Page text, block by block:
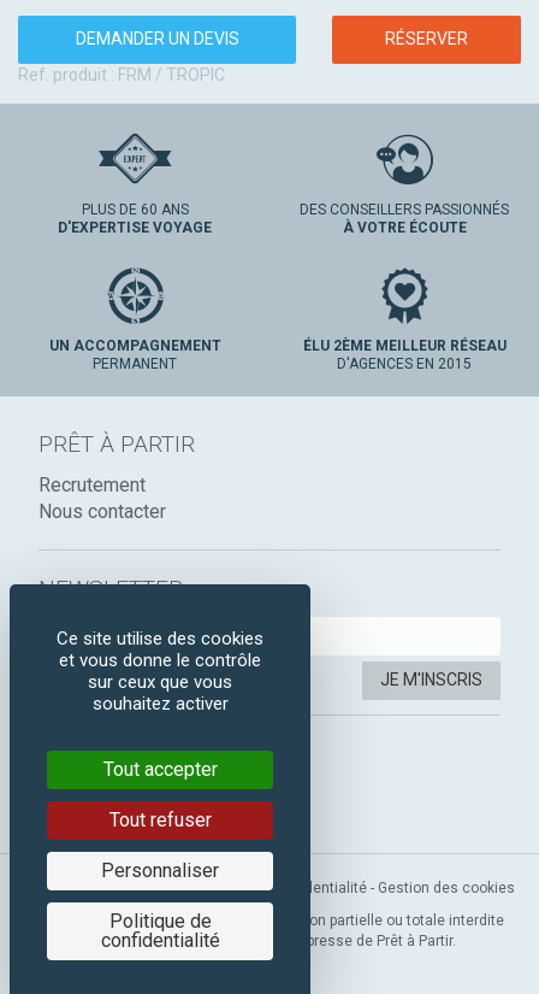
DEMANDER UN DEVIS
RÉSERVER
Ref. produit : FRM / TROPIC
PLUS DE 60 ANS
D'EXPERTISE VOYAGE
DES CONSEILLERS PASSIONNÉS
À VOTRE ÉCOUTE
UN ACCOMPAGNEMENT
PERMANENT
ÉLU 2ÈME MEILLEUR RÉSEAU
D'AGENCES EN 2015
PRÊT À PARTIR
Recrutement
Nous contacter
NEWSLETTER :
JE M'INSCRIS
SUIVEZ-NOUS :
Facebook
Instagram
Mentions légales-CGV-Politique de confidentialité - Gestion des cookies
Copyright 2019 © Prêt à Partir. Reproduction partielle ou totale interdite
sans l’autorisation préalable et expresse de Prêt à Partir.
Ce site utilise des cookies
et vous donne le contrôle
sur ceux que vous
souhaitez activer
Tout accepter
Tout refuser
Personnaliser
Politique de
confidentialité